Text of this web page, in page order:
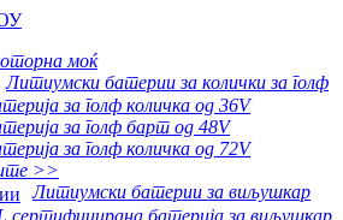
моќ
Литиумски батерии за колички за голф
за голф количка од 36V
за голф барт од 48V
за голф количка од 72V
>>
Литиумски батерии за виљушкар
сертифицирана батерија за виљушкар